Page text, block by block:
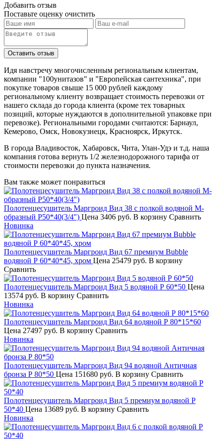
Добавить отзыв
Поставьте оценку очистить
Идя навстречу многочисленным региональным клиентам,
компании "100унитазов" и "Европейская сантехника", при
покупке товаров свыше 15 000 рублей каждому
региональному клиенту возвращает стоимость перевозки от
нашего склада до города клиента (кроме тех товарных
позиций, которые нуждаются в дополнительной упаковке при
перевозке). Региональными городами считаются: Барнаул,
Кемерово, Омск, Новокузнецк, Красноярск, Иркутск.
В города Владивосток, Хабаровск, Чита, Улан-Удэ и т.д. наша
компания готова вернуть 1/2 железнодорожного тарифа от
стоимости перевозки до пункта назначения.
Вам также может понравиться
Полотенцесушитель Маргроид Вид 38 с полкой водяной М-
образный Р50*40(3/4") Цена 3406 руб. В корзину Сравнить
Новинка
Полотенцесушитель Маргроид Вид 67 премиум Bubble
водяной Р 60*40*45, хром Цена 25479 руб. В корзину
Сравнить
Полотенцесушитель Маргроид Вид 5 водяной Р 60*50 Цена
13574 руб. В корзину Сравнить
Новинка
Полотенцесушитель Маргроид Вид 64 водяной Р 80*15*60
Цена 27497 руб. В корзину Сравнить
Новинка
Полотенцесушитель Маргроид Вид 94 водяной Античная
бронза Р 80*50 Цена 151680 руб. В корзину Сравнить
Полотенцесушитель Маргроид Вид 5 премиум водяной Р
50*40 Цена 13689 руб. В корзину Сравнить
Новинка